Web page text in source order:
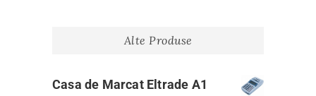
Alte Produse
Casa de Marcat Eltrade A1